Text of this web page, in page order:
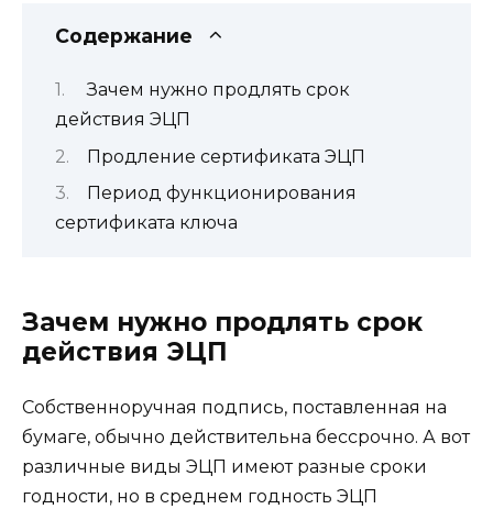
Содержание
Зачем нужно продлять срок
действия ЭЦП
Продление сертификата ЭЦП
Период функционирования
сертификата ключа
Зачем нужно продлять срок
действия ЭЦП
Собственноручная подпись, поставленная на
бумаге, обычно действительна бессрочно. А вот
различные виды ЭЦП имеют разные сроки
годности, но в среднем годность ЭЦП